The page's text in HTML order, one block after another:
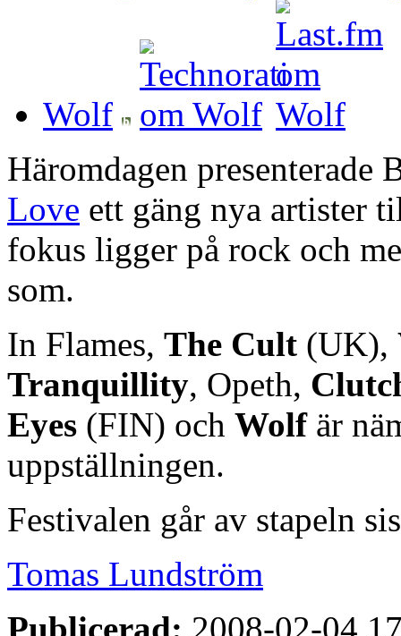
Wolf
Häromdagen presenterade
Love ett gäng nya artister
fokus ligger på rock och
som.
In Flames, The Cult (UK),
Tranquillity, Opeth,
Eyes (FIN) och Wolfär
uppställningen.
Festivalen går av stapeln
Tomas Lundström